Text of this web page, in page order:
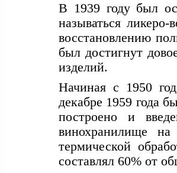
В 1939 году был
называться
восстановлению
был достигнут
изделий.
Начиная с 1950
декабре 1959 года
построено и
винохранилище
термической
составлял 60% от